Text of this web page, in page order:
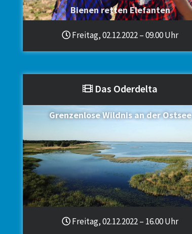
Bienen retten Elefanten
Freitag, 02.12.2022 – 09.00 Uhr
Das Oderdelta
Grenzenlose Wildnis an der Ostsee
Freitag, 02.12.2022 – 16.00 Uhr